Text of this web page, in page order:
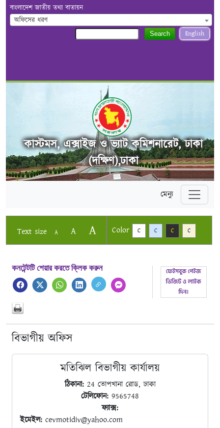
বাংলাদেশ জাতীয় তথ্য বাতায়ন
অফিসের ধরণ
English
Search
কাস্টমস, এক্সাইজ ও ভ্যাট কমিশনারেট, ঢাকা
(দক্ষিণ),ঢাকা
মেন্যু
Text size A A A Color C C C C
কনটেন্টটি শেয়ার করতে ক্লিক করুন
বিভাগীয় অফিস
মতিঝিল বিভাগীয় কার্যালয়
ঠিকানা:24 তোপখানা রোড, ঢাকা
টেলিফোন: 9565748
ফ্যাক্স:
ইমেইল: cevmotidiv@yahoo.com